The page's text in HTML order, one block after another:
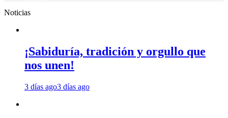
Noticias
¡Sabiduría, tradición y orgullo que
nos unen!
3 días ago3 días ago